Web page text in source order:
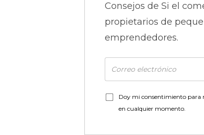
Consejos de Si el
propietarios de
emprendedores.
Doy mi consentimiento para
en cualquier momento.